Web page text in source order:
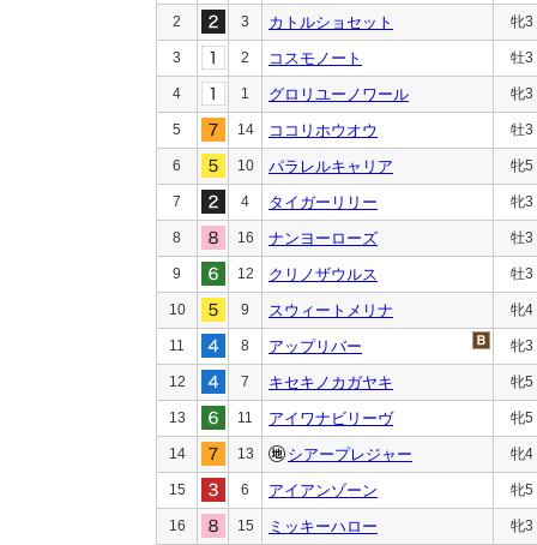
2 3 カトルショセット 牝3
3 2 コスモノート 牡3
4 1 グロリユーノワール 牝3
5 14 ココリホウオウ 牡3
6 10 パラレルキャリア 牝5
7 4 タイガーリリー 牝3
8 16 ナンヨーローズ 牡3
9 12 クリノザウルス 牡3
10 9 スウィートメリナ 牝4
11 8 アップリバー 牝3
12 7 キセキノカガヤキ 牝5
13 11 アイワナビリーヴ 牝5
14 13 シアープレジャー 牝4
15 6 アイアンゾーン 牝5
16 15 ミッキーハロー 牝3